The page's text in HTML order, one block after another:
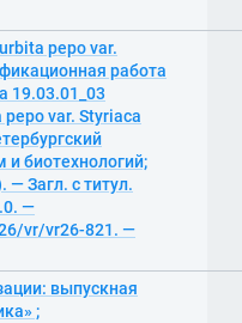
pepo var.
работа
19.03.01_03
var. Styriaca
и биотехнологий;
Загл. с титул.
—
vr/vr26-821. —
выпускная
;